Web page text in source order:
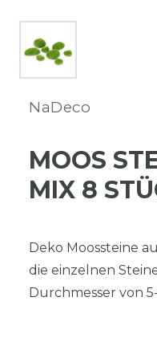
NaDeco
MOOS
MIX 8
Deko Moossteine
die einzelnen
Durchmesser von